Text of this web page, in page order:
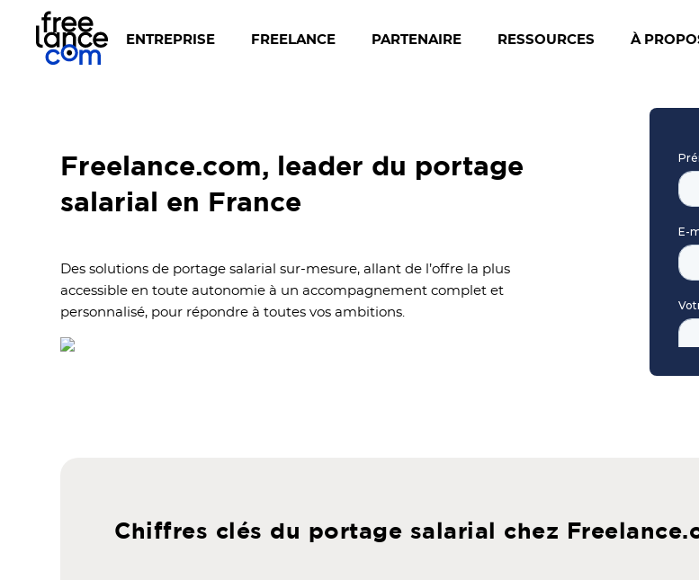
ENTREPRISE FREELANCE PARTENAIRE RESSOURCES À
Freelance.com, leader du portage
salarial en France
Des solutions de portage salarial sur-mesure, allant de l’offre la plus
accessible en toute autonomie à un accompagnement complet et
personnalisé, pour répondre à toutes vos ambitions.
Chiffres clés du portage salarial chez